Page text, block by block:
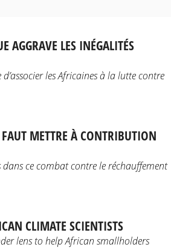
AGGRAVE LES INÉGALITÉS
les Africaines à la lutte contre
METTRE À CONTRIBUTION
ce combat contre le réchauffement
CLIMATE SCIENTISTS
lens to help African smallholders